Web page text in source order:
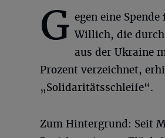
G egen eine
Willich, die
aus der Ukraine
Prozent verzeichnet,
„Solidaritätsschleife“.
Zum Hintergrund: Seit